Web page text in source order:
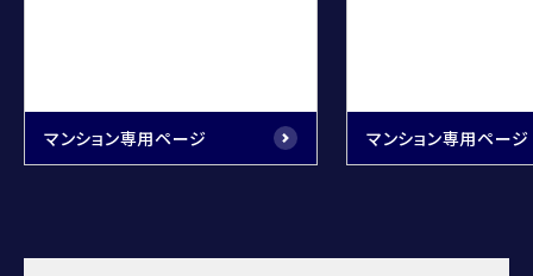
マンション専用ページ マンション専用ページ